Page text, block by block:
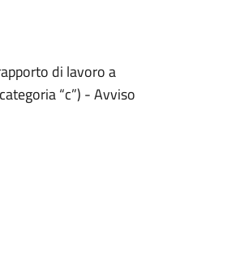
di lavoro a
“c”) - Avviso